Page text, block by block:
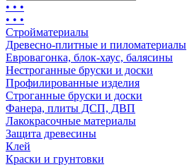
• • •
• • •
Стройматериалы
Древесно-плитные и пиломатериалы
Евровагонка, блок-хаус, балясины
Нестроганные бруски и доски
Профилированные изделия
Строганные бруски и доски
Фанера, плиты ДСП, ДВП
Лакокрасочные материалы
Защита древесины
Клей
Краски и грунтовки